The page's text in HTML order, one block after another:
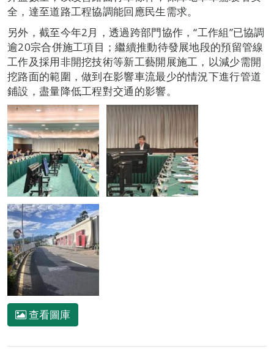
全，達至道路工程協調能回應民生需求。
另外，截至今年2月，透過跨部門協作，“工作組”已協調
逾20宗合併施工項目；繼續推動待發展地段的預留管線
工作及採用非開挖技術等新工藝開展施工，以減少需開
挖路面的範圍，做到在影響車流最少的情況下進行管道
鋪設，盡量降低工程對交通的影響。
查看圖庫